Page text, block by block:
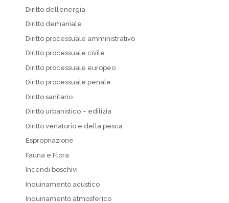
Diritto dell’energia
Diritto demaniale
Diritto processuale amministrativo
Diritto processuale civile
Diritto processuale europeo
Diritto processuale penale
Diritto sanitario
Diritto urbanistico – edilizia
Diritto venatorio e della pesca
Espropriazione
Fauna e Flora
Incendi boschivi
Inquinamento acustico
Inquinamento atmosferico